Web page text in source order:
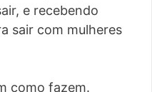
e recebendo
sair com mulheres
como fazem.